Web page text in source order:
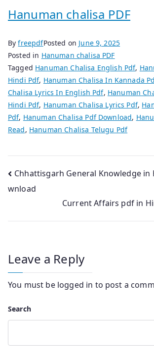
Hanuman chalisa PDF
ByfreepdfPosted on June 9, 2025
Posted in Hanuman chalisa PDF
Tagged Hanuman Chalisa English Pdf,
Hindi Pdf, Hanuman Chalisa In Kannada
Chalisa Lyrics In English Pdf, Hanuman
Hindi Pdf, Hanuman Chalisa Lyrics Pdf,
Pdf, Hanuman Chalisa Pdf Download,
Read, Hanuman Chalisa Telugu Pdf
Post
navigation
Chhattisgarh General Knowledge in
wnload
Current Affairs pdf in
Leave a Reply
You must be logged in to post a
Search